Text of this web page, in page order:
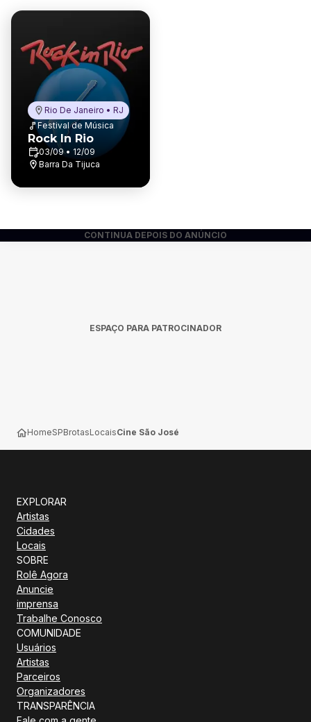
Rio De Janeiro • RJ
Festival de Música
Rock In Rio
03/09 • 12/09
Barra Da Tijuca
CONTINUA DEPOIS DO ANÚNCIO
ESPAÇO PARA PATROCINADOR
HomeSPBrotasLocaisCine São José
EXPLORAR
Artistas
Cidades
Locais
SOBRE
Rolê Agora
Anuncie
imprensa
Trabalhe Conosco
COMUNIDADE
Usuários
Artistas
Parceiros
Organizadores
TRANSPARÊNCIA